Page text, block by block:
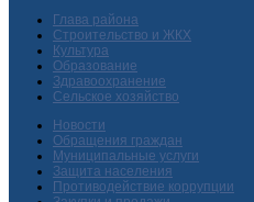
Глава района
Строительство и ЖКХ
Культура
Образование
Здравоохранение
Сельское хозяйство
Новости
Обращения граждан
Муниципальные услуги
Защита населения
Противодействие коррупции